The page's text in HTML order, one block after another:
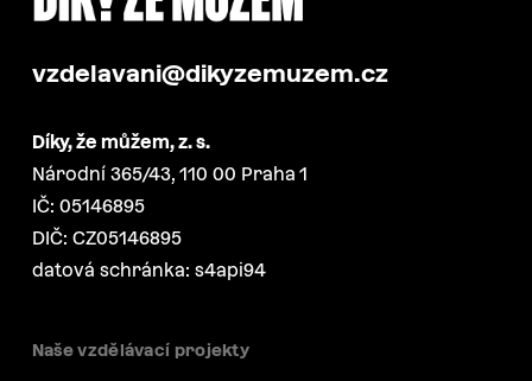
vzdelavani@dikyzemuzem.cz
Díky, že můžem, z. s.
Národní 365/43, 110 00 Praha 1
IČ: 05146895
DIČ: CZ05146895
datová schránka: s4api94
Naše vzdělávací projekty